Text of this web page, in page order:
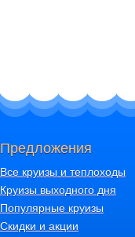
Предложения
Все круизы и теплоходы
Круизы выходного дня
Популярные круизы
Скидки и акции